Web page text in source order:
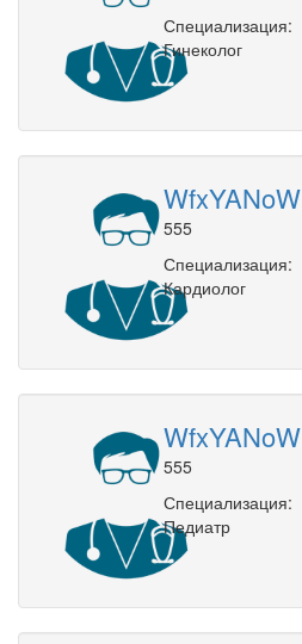
Специализация:
Гинеколог
WfxYANoW
555
Специализация:
Кардиолог
WfxYANoW
555
Специализация:
Педиатр